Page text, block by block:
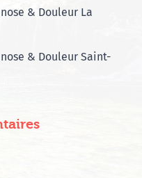
& Douleur La
& Douleur Saint-